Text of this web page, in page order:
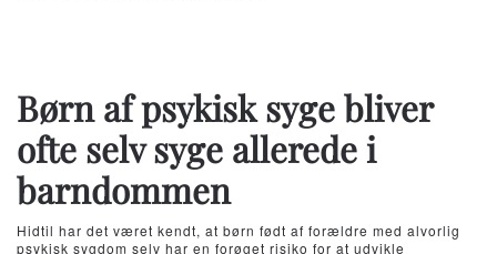
Børn af psykisk syge bliver
ofte selv syge allerede i
barndommen
Hidtil har det været kendt, at børn født af forældre med alvorlig
psykisk sygdom selv har en forøget risiko for at udvikle